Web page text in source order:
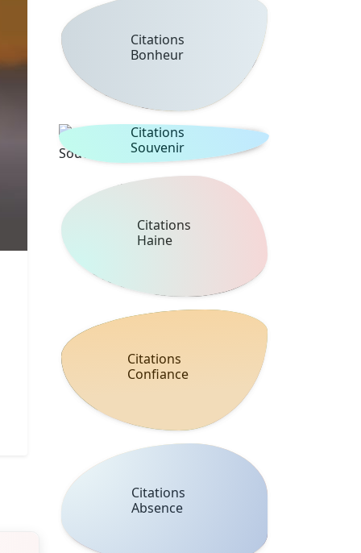
Citations
Bonheur
Citations
Souvenir
Citations
Haine
Citations
Confiance
Citations
Absence